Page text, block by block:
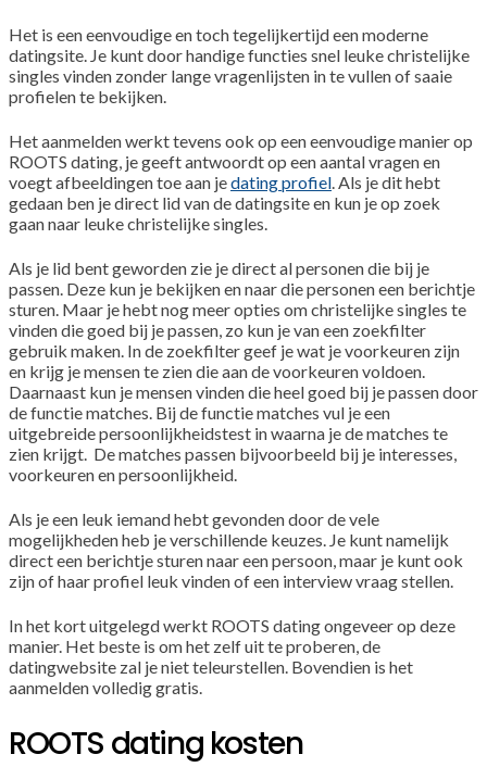
Het is een eenvoudige en toch tegelijkertijd een moderne
datingsite. Je kunt door handige functies snel leuke christelijke
singles vinden zonder lange vragenlijsten in te vullen of saaie
profielen te bekijken.
Het aanmelden werkt tevens ook op een eenvoudige manier op
ROOTS dating, je geeft antwoordt op een aantal vragen en
voegt afbeeldingen toe aan jedating profiel. Als je dit hebt
gedaan ben je direct lid van de datingsite en kun je op zoek
gaan naar leuke christelijke singles.
Als je lid bent geworden zie je direct al personen die bij je
passen. Deze kun je bekijken en naar die personen een berichtje
sturen. Maar je hebt nog meer opties om christelijke singles te
vinden die goed bij je passen, zo kun je van een zoekfilter
gebruik maken. In de zoekfilter geef je wat je voorkeuren zijn
en krijg je mensen te zien die aan de voorkeuren voldoen.
Daarnaast kun je mensen vinden die heel goed bij je passen door
de functie matches. Bij de functie matches vul je een
uitgebreide persoonlijkheidstest in waarna je de matches te
zien krijgt. De matches passen bijvoorbeeld bij je interesses,
voorkeuren en persoonlijkheid.
Als je een leuk iemand hebt gevonden door de vele
mogelijkheden heb je verschillende keuzes. Je kunt namelijk
direct een berichtje sturen naar een persoon, maar je kunt ook
zijn of haar profiel leuk vinden of een interview vraag stellen.
In het kort uitgelegd werkt ROOTS dating ongeveer op deze
manier. Het beste is om het zelf uit te proberen, de
datingwebsite zal je niet teleurstellen. Bovendien is het
aanmelden volledig gratis.
ROOTS dating kosten